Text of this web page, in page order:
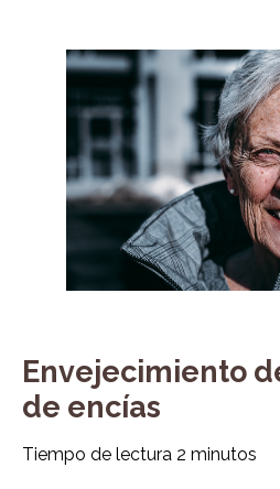
Envejecimiento
de encías
Tiempo de lectura 2 minutos